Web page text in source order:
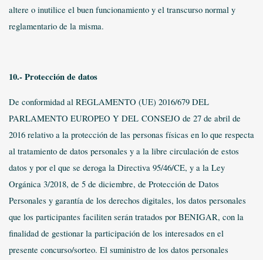
altere o inutilice el buen funcionamiento y el transcurso normal y
reglamentario de la misma.
10.- Protección de datos
De conformidad al REGLAMENTO (UE) 2016/679 DEL
PARLAMENTO EUROPEO Y DEL CONSEJO de 27 de abril de
2016 relativo a la protección de las personas físicas en lo que respecta
al tratamiento de datos personales y a la libre circulación de estos
datos y por el que se deroga la Directiva 95/46/CE, y a la Ley
Orgánica 3/2018, de 5 de diciembre, de Protección de Datos
Personales y garantía de los derechos digitales, los datos personales
que los participantes faciliten serán tratados por BENIGAR, con la
finalidad de gestionar la participación de los interesados en el
presente concurso/sorteo. El suministro de los datos personales